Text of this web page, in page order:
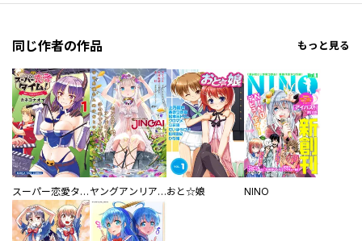
同じ作者の作品 もっと見る
スーパー恋愛タイム！～現場でドＳな彼女は自宅でデレる～ ヤングアンリアルJINGAIおと☆娘 NINO